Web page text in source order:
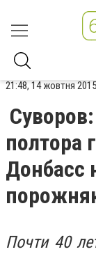
21:48, 14 жовтня
полтора
Донбасс
Почти 40